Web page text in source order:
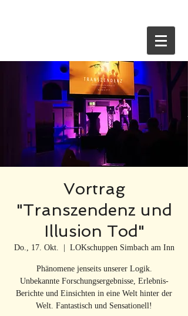
Vortrag
"Transzendenz und
Illusion Tod"
Do., 17. Okt. LOKschuppen Simbach am Inn
Phänomene jenseits unserer Logik.
Unbekannte Forschungsergebnisse, Erlebnis-
Berichte und Einsichten in eine Welt hinter der
Welt. Fantastisch und Sensationell!